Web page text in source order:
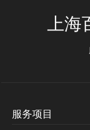
上
服务项目